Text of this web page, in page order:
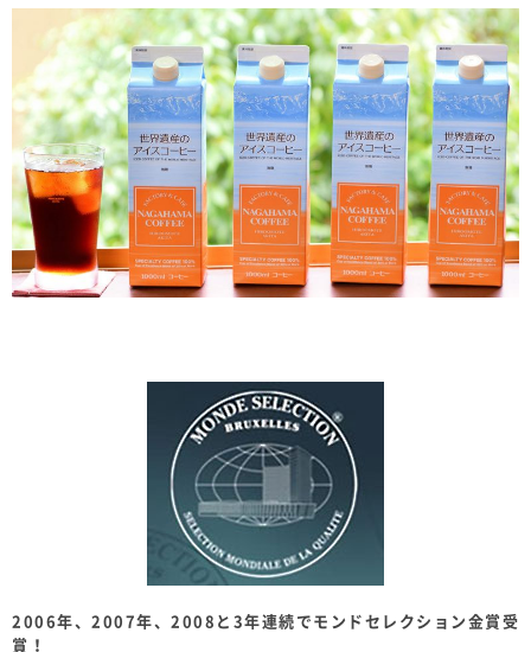
2006年、2007年、2008と3年連続でモンドセレクション金賞受
賞！